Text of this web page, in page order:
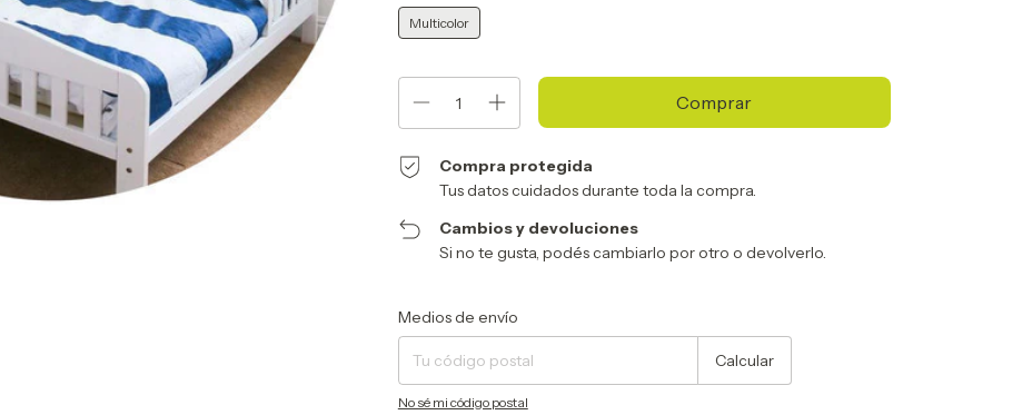
Multicolor
Compra protegida
Tus datos cuidados durante toda la compra.
Cambios y devoluciones
Si no te gusta, podés cambiarlo por otro o devolverlo.
Entregas para el CP:
Medios de envío
Calcular
No sé mi código postal